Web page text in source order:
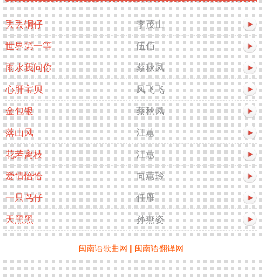
丢丢铜仔 李茂山
世界第一等 伍佰
雨水我问你 蔡秋凤
心肝宝贝 凤飞飞
金包银 蔡秋凤
落山风 江蕙
花若离枝 江蕙
爱情恰恰 向蕙玲
一只鸟仔 任雁
天黑黑 孙燕姿
闽南语歌曲网 | 闽南语翻译网